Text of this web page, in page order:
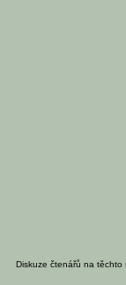
Diskuze čtenářů na